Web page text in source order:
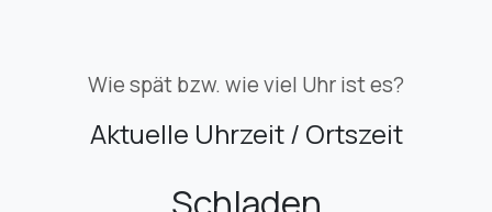
Wie spät bzw. wie viel Uhr ist es?
Aktuelle Uhrzeit / Ortszeit